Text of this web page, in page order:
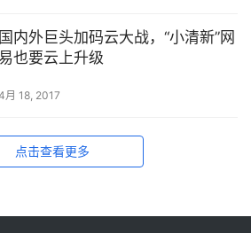
国内外巨头加码云大战，“小清新”网
易也要云上升级
月 18, 2017
点击查看更多